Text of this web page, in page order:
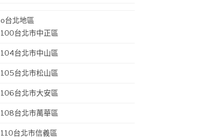
o台北地區
100台北市中正區
104台北市中山區
105台北市松山區
106台北市大安區
108台北市萬華區
110台北市信義區